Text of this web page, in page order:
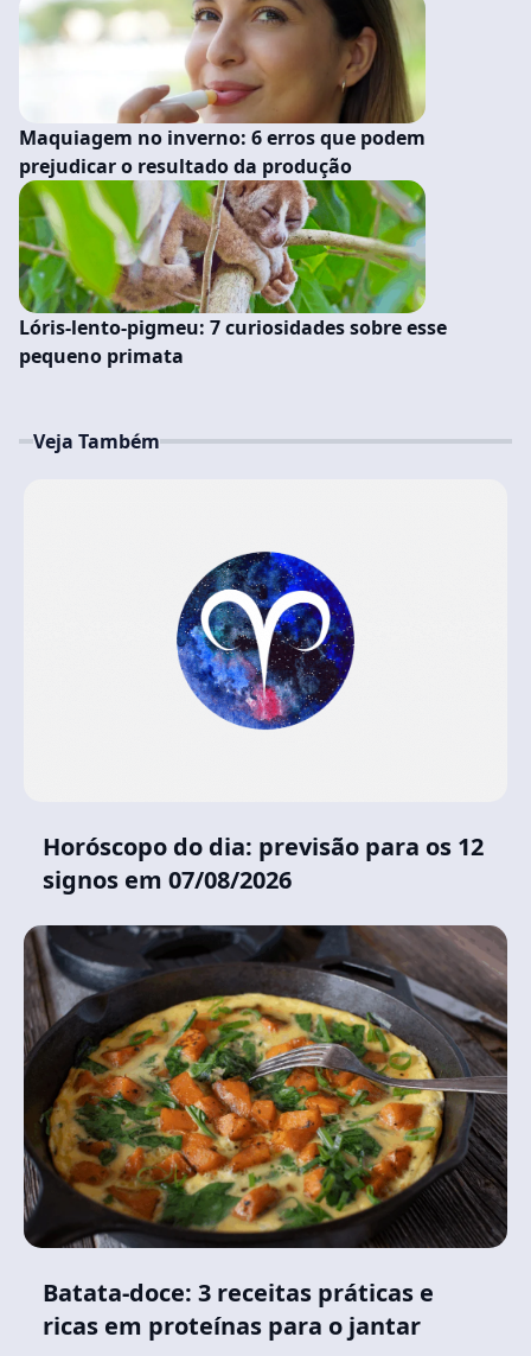
Maquiagem no inverno: 6 erros que podem
prejudicar o resultado da produção
Lóris-lento-pigmeu: 7 curiosidades sobre esse
pequeno primata
Veja Também
Horóscopo do dia: previsão para os 12
signos em 07/08/2026
Batata-doce: 3 receitas práticas e
ricas em proteínas para o jantar